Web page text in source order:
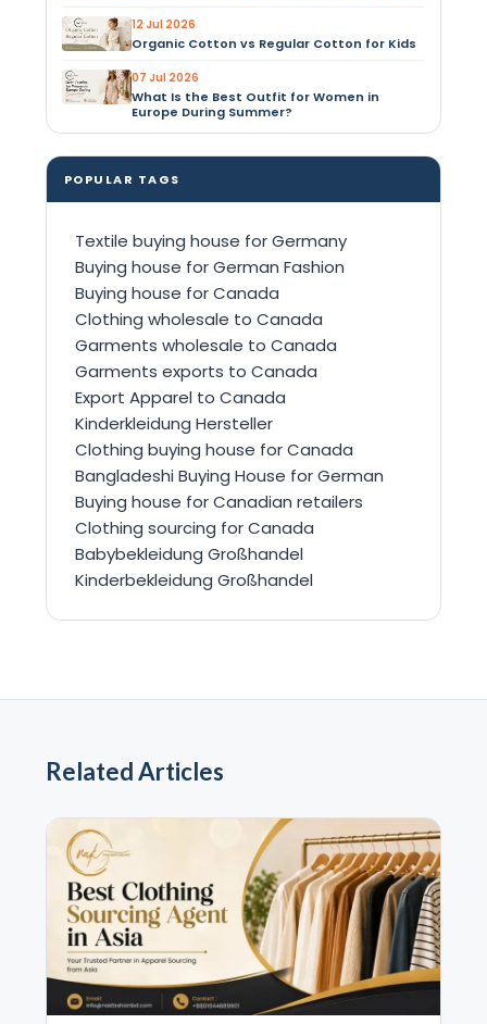
12 Jul 2026
Organic Cotton vs Regular Cotton for Kids
07 Jul 2026
What Is the Best Outfit for Women in
Europe During Summer?
POPULAR TAGS
Textile buying house for Germany
Buying house for German Fashion
Buying house for Canada
Clothing wholesale to Canada
Garments wholesale to Canada
Garments exports to Canada
Export Apparel to Canada
Kinderkleidung Hersteller
Clothing buying house for Canada
Bangladeshi Buying House for German
Buying house for Canadian retailers
Clothing sourcing for Canada
Babybekleidung Großhandel
Kinderbekleidung Großhandel
Related Articles